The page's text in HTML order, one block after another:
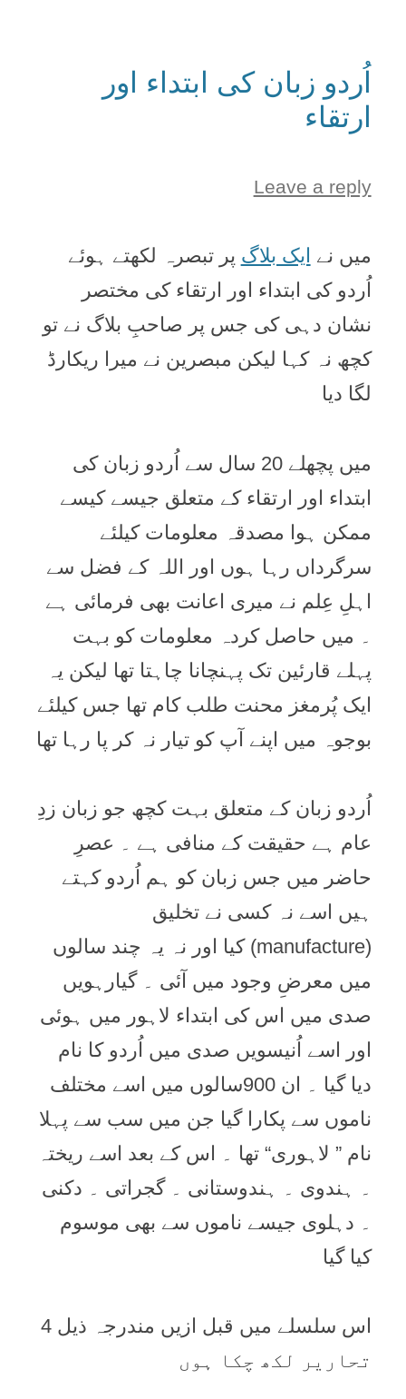
اُردو زبان کی ابتداء اور
ارتقاء
Leave a reply
میں نے ایک بلاگ پر تبصرہ لکھتے ہوئے
اُردو کی ابتداء اور ارتقاء کی مختصر
نشان دہی کی جس پر صاحبِ بلاگ نے تو
کچھ نہ کہا لیکن مبصرین نے میرا ریکارڈ
لگا دیا
میں پچھلے 20 سال سے اُردو زبان کی
ابتداء اور ارتقاء کے متعلق جیسے کیسے
ممکن ہوا مصدقہ معلومات کیلئے
سرگرداں رہا ہوں اور اللہ کے فضل سے
اہلِ عِلم نے میری اعانت بھی فرمائی ہے
۔ میں حاصل کردہ معلومات کو بہت
پہلے قارئین تک پہنچانا چاہتا تھا لیکن یہ
ایک پُرمغز محنت طلب کام تھا جس کیلئے
بوجوہ میں اپنے آپ کو تیار نہ کر پا رہا تھا
اُردو زبان کے متعلق بہت کچھ جو زبان زدِ
عام ہے حقیقت کے منافی ہے ۔ عصرِ
حاضر میں جس زبان کو ہم اُردو کہتے
ہیں اسے نہ کسی نے تخلیق
(manufacture) کیا اور نہ یہ چند سالوں
میں معرضِ وجود میں آئی ۔ گیارہویں
صدی میں اس کی ابتداء لاہور میں ہوئی
اور اسے اُنیسویں صدی میں اُردو کا نام
دیا گیا ۔ ان 900سالوں میں اسے مختلف
ناموں سے پکارا گیا جن میں سب سے پہلا
نام ” لاہوری“ تھا ۔ اس کے بعد اسے ریختہ
۔ ہندوی ۔ ہندوستانی ۔ گجراتی ۔ دکنی
۔ دہلوی جیسے ناموں سے بھی موسوم
کیا گیا
اس سلسلے میں قبل ازیں مندرجہ ذیل 4
تحاریر لکھ چکا ہوں